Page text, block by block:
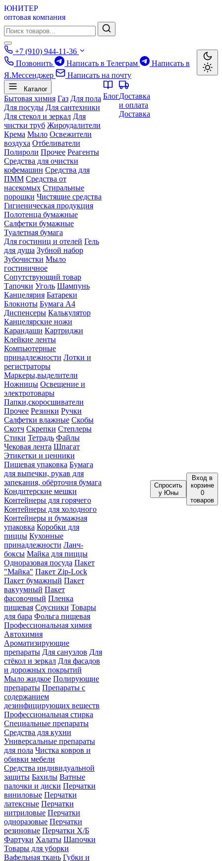
ЮНИТЕР
оптовая компания
+7 (910) 944-11-36
Позвонить
Написать в Телеграм
Написать в
Я.Мессенджер
Написать на почту
Каталог
Бытовая химия Газ Для пола
Для посуды Для сантехники
Для стекол и зеркал Для
чистки труб Жироудалители
Крема Мыло Освежители
воздуха Отбеливатели
Полироли Прочее Реагенты
Средства для очистки
кофемашин Средства для
ПММ Средства от
насекомых Стиральные
порошки Чистящие средства
Гигиеническая продукция
Полотенца бумажные
Салфетки бумажные
Туалетная бумага
Для гостиниц и отелей Гель
для душа Зубной набор
Зубочистки Мыло
гостиничное
Сопутствующий товар
Тапочки Уголь Шампунь
Канцелярия Батареки
Блокноты Бумага А4
Диспенсеры Калькулятор
Канцелярские ножи
Карандаши Картриджи
Клейкие ленты
Компьютерные
принадлежности Лотки и
регистраторы
Маркеры,выделители
Ножницы Освещение и
электротовары
Папки,скоросшиватели
Прочее Резинки Ручки
Салфетки влажные Скобы
Скотч Скрепки Степлеры
Стики Тетрадь Файлы
Чековая лента Шпагат
Этикетки и ценники
Пищевая упаковка Бумага
для выпечки, рукав для
запекания, обёрточня бумага
Кондитерские мешки
Контейнеры для горячего
Контейнеры для холодного
Контейнеры и бумажная
упаковка Коробки для
пиццы Кухонные
принадлежности Ланч-
боксы Майка для пиццы
Одноразовая посуда Пакет
"Майка" Пакет Zip-Lock
Пакет бумажный Пакет
вакуумный Пакет
фасовочный Пленка
пищевая Соусники Товары
для бара Фольга пищевая
Профессиональная химия
Автохимия
Ароматизирующие
препараты Для санузлов Для
стёкол и зеркал Для фасадов
и дорожных покрытий
Мыло жидкое Полирующие
препараты Препараты с
содержанием
дезинфицирующих веществ
Профессиональная стирка
Специальные препараты
Средства для кухни
Универсальные препараты
для пола Чистка ковров и
обивки мебели
Средства индивидуальной
защиты Бахилы Ватные
палочки и диски Перчатки
виниловые Перчатки
латексные Перчатки
нитриловые Перчатки
одноразовые Перчатки
резиновые Перчатки Х/Б
Фартуки Халаты Шапочки
Товары для уборки
Вафельная ткань Губки и
БлогДоставка
и оплата
Доставка
Спросить
у Юны
Вход в
корзине
0
товаров